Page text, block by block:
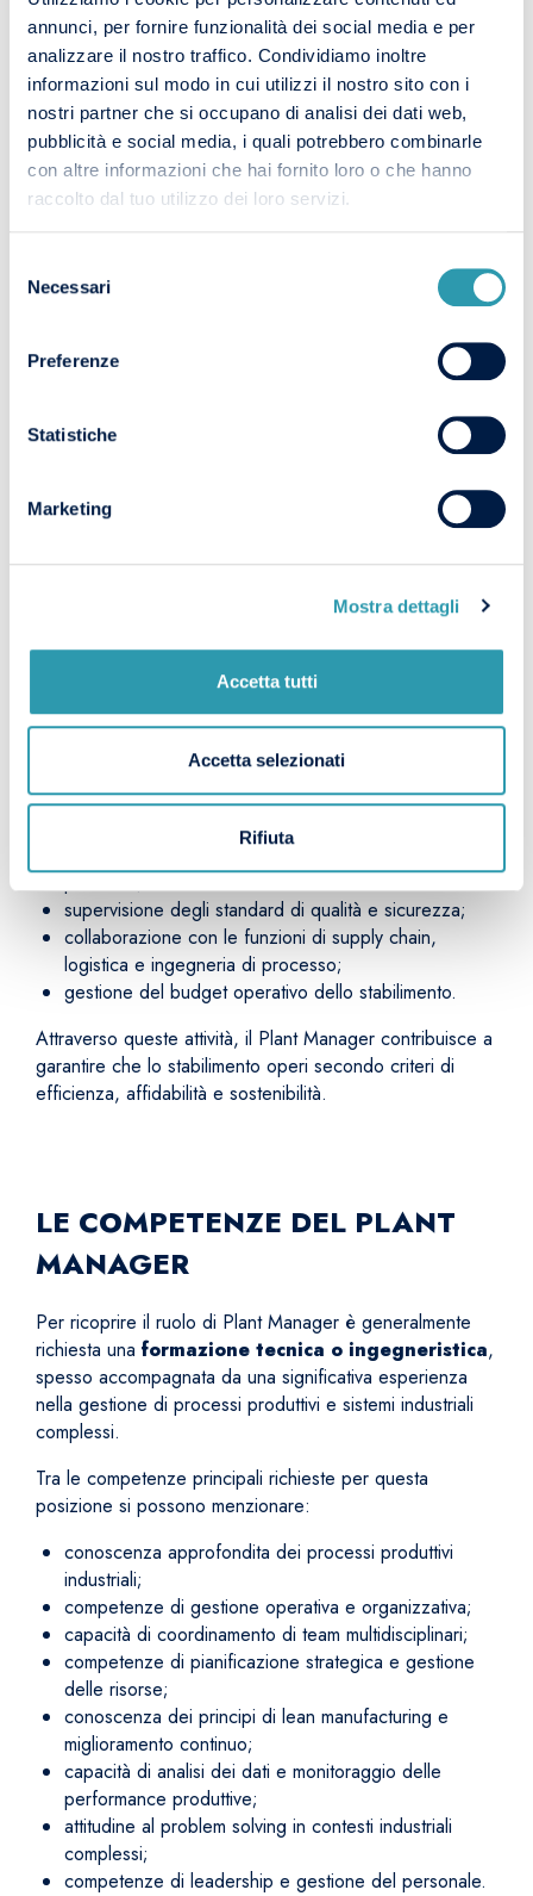
annunci, per fornire funzionalità dei social media e per
analizzare il nostro traffico. Condividiamo inoltre
informazioni sul modo in cui utilizzi il nostro sito con i
nostri partner che si occupano di analisi dei dati web,
pubblicità e social media, i quali potrebbero combinarle
con altre informazioni che hai fornito loro o che hanno
raccolto dal tuo utilizzo dei loro servizi.
delNecessari
Preferenze
Statistiche
Marketing
Mostra dettagli
Accetta tutti
Accetta selezionati
Rifiuta
Nel contesto dell’industria contemporanea, il Plant
Manager è spesso coinvolto anche nell’introduzione di
tecnologie legate alladigitalizzazione dei processi
produttivi , all’ automazione industrialee ai
modelli diIndustria 4.0, con l’obiettivo di migliorare
l’efficienza degli impianti e aumentare la competitività
dell’organizzazione.
I COMPITI DEL PLANT
MANAGER
gestione operativa dello stabilimento
Tra le principali attività svolte da questa figura si possono
pianificazione delle attività di produzione e gestione
delle risorse;
attraverso indicatori KPI;
implementazione di strategie di miglioramento
continuo e ottimizzazione dei processi;
produttivi;
supervisione degli standard di qualità e sicurezza;
collaborazione con le funzioni di supply chain,
logistica e ingegneria di processo;
gestione del budget operativo dello stabilimento.
Attraverso queste attività, il Plant Manager contribuisce a
garantire che lo stabilimento operi secondo criteri di
efficienza, affidabilità e sostenibilità.
LE COMPETENZE DEL PLANT
MANAGER
Per ricoprire il ruolo di Plant Manager è generalmente
richiesta una formazione tecnica o ingegneristica,
spesso accompagnata da una significativa esperienza
nella gestione di processi produttivi e sistemi industriali
complessi.
Tra le competenze principali richieste per questa
posizione si possono menzionare:
conoscenza approfondita dei processi produttivi
industriali;
competenze di gestione operativa e organizzativa;
capacità di coordinamento di team multidisciplinari;
competenze di pianificazione strategica e gestione
delle risorse;
conoscenza dei principi di lean manufacturing e
miglioramento continuo;
capacità di analisi dei dati e monitoraggio delle
performance produttive;
attitudine al problem solving in contesti industriali
complessi;
competenze di leadership e gestione del personale.